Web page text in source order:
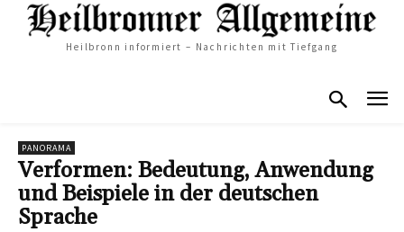
Heilbronn informiert – Nachrichten mit Tiefgang
PANORAMA
Verformen: Bedeutung, Anwendung
und Beispiele in der deutschen
Sprache